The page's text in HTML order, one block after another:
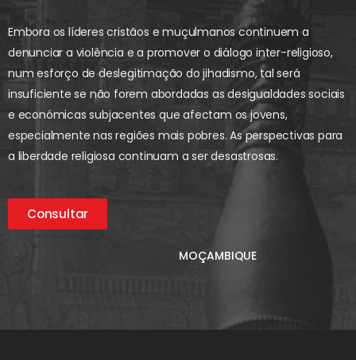
Embora os líderes cristãos e muçulmanos continuem a
denunciar a violência e a promover o diálogo inter-religioso,
num esforço de deslegitimação do jihadismo, tal será
insuficiente se não forem abordadas as desigualdades sociais
e económicas subjacentes que afectam os jovens,
especialmente nas regiões mais pobres. As perspectivas para
a liberdade religiosa continuam a ser desastrosas.
Consultar
MOÇAMBIQUE